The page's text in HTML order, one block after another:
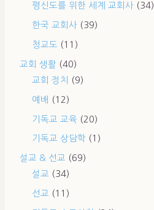
평신도를 위한 세계 교회사 (34)
한국 교회사 (39)
청교도 (11)
교회 생활 (40)
교회 정치
(9)
예배 (12)
기독교 교육 (20)
기독교 상담학 (1)
설교 & 선교 (69)
설교 (34)
선교 (11)